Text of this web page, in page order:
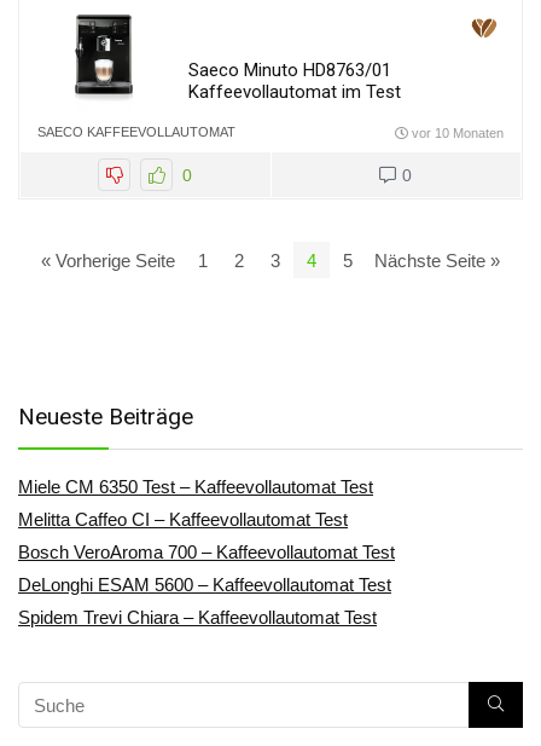
Saeco Minuto HD8763/01
Kaffeevollautomat im Test
SAECO KAFFEEVOLLAUTOMAT vor 10 Monaten
0 0
« Vorherige Seite 1 2 3 4 5 Nächste Seite »
Neueste Beiträge
Miele CM 6350 Test – Kaffeevollautomat Test
Melitta Caffeo CI – Kaffeevollautomat Test
Bosch VeroAroma 700 – Kaffeevollautomat Test
DeLonghi ESAM 5600 – Kaffeevollautomat Test
Spidem Trevi Chiara – Kaffeevollautomat Test